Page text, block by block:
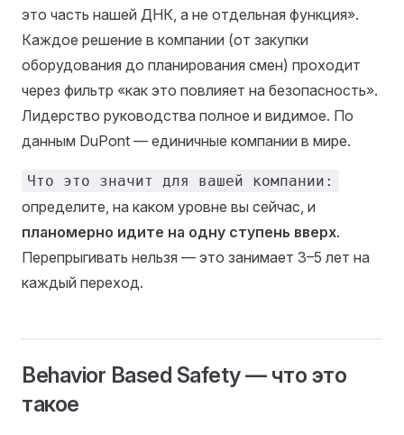
это часть нашей ДНК, а не отдельная функция».
Каждое решение в компании (от закупки
оборудования до планирования смен) проходит
через фильтр «как это повлияет на безопасность».
Лидерство руководства полное и видимое. По
данным DuPont — единичные компании в мире.
Что это значит для вашей компании:
определите, на каком уровне вы сейчас, и
планомерно идите на одну ступень вверх.
Перепрыгивать нельзя — это занимает 3–5 лет на
каждый переход.
Behavior Based Safety — что это
такое